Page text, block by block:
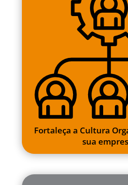
Fortaleça a Cultura
sua